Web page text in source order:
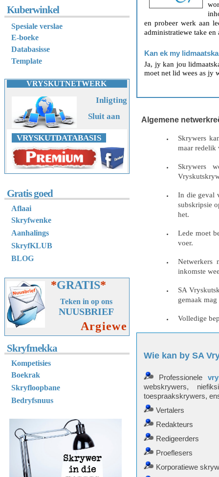
en probeer werk aan
administratiewe take
Kan ek my
Ja, jy kan jou
moet net lid wees as jy
Algemene
Skrywers
maar redelik
Skrywers
In die geval
subskripsie
het.
Lede moet
voer.
Netwerkers
inkomste
SA
gemaak
Volledige
Wie kan by SA
Professionele
webskrywers,
toespraakskrywers,
Vertalers
Redakteurs
Redigeerders
Proeflesers
Korporatiewe
Kuberwinkel
Spesiale verslae
E-boeke
Databasisse
Template
VRYSKUTNETWERK
Inligting
Sluit aan
VRYSKUTDATABASIS
Gratis goed
Aflaai
Skryfwenke
Aanhalings
SkryfKLUB
BLOG
*GRATIS*
Teken in op ons
NUUSBRIEF
Argiewe
Skryfmekka
Kompetisies
Boekrak
Skryfloopbane
Bedryfsnuus